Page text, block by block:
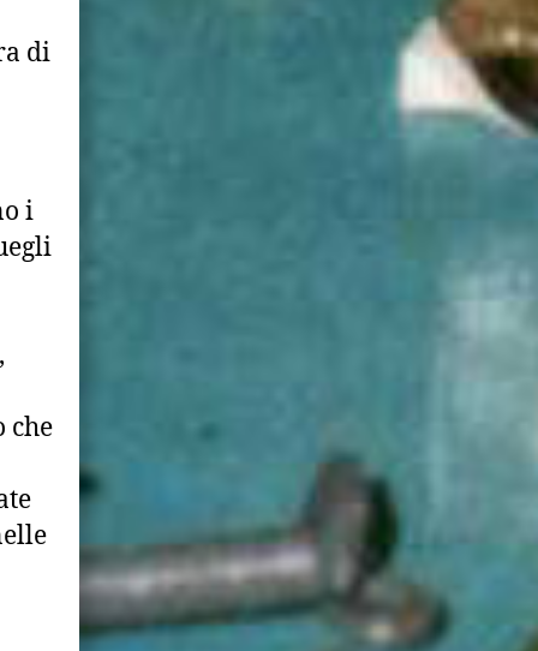
di
i
che